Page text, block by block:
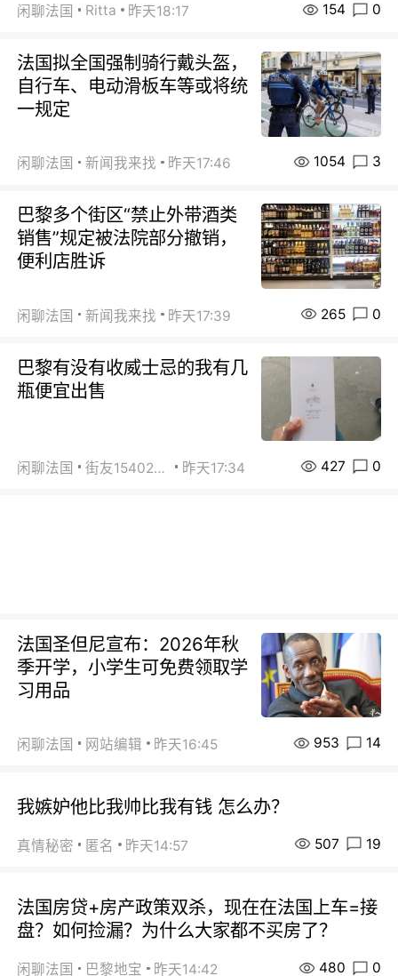
闲聊法国 Ritta 昨天18:17 154 0
法国拟全国强制骑行戴头盔，
自行车、电动滑板车等或将统
一规定
闲聊法国 新闻我来找 昨天17:46 1054 3
巴黎多个街区“禁止外带酒类
销售”规定被法院部分撤销，
便利店胜诉
闲聊法国 新闻我来找 昨天17:39 265 0
巴黎有没有收威士忌的我有几
瓶便宜出售
闲聊法国 街友15402223 昨天17:34 427 0
法国圣但尼宣布：2026年秋
季开学，小学生可免费领取学
习用品
闲聊法国 网站编辑 昨天16:45 953 14
我嫉妒他比我帅比我有钱 怎么办？
真情秘密 匿名 昨天14:57 507 19
法国房贷+房产政策双杀，现在在法国上车=接
盘？如何捡漏？为什么大家都不买房了？
闲聊法国 巴黎地宝 昨天14:42 480 0